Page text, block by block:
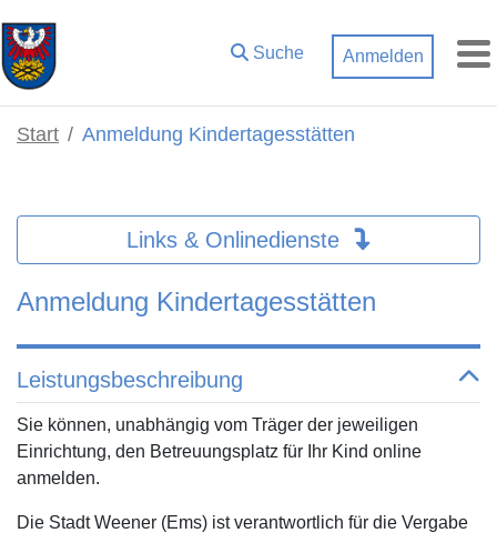
Zum Hauptinhalt springen
Suche Anmelden
Start Anmeldung Kindertagesstätten
Links & Onlinedienste
Anmeldung Kindertagesstätten
Leistungsbeschreibung
Sie können, unabhängig vom Träger der jeweiligen
Einrichtung, den Betreuungsplatz für Ihr Kind online
anmelden.
Die Stadt Weener (Ems) ist verantwortlich für die Vergabe